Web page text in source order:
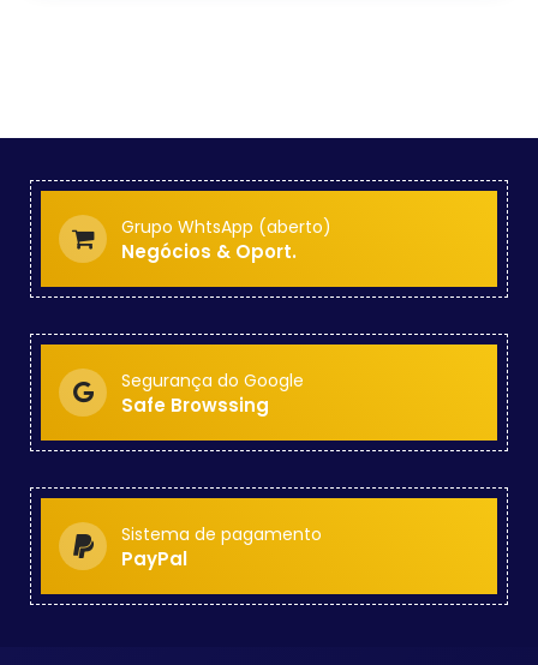
Grupo WhtsApp (aberto)
Negócios & Oport.
Segurança do Google
Safe Browssing
Sistema de pagamento
PayPal